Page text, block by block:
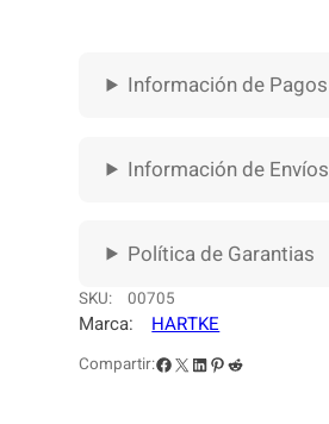
A
R
T
Información de Pagos
Información de Envíos
Política de Garantias
SKU: 00705
Marca: HARTKE
Compartir:Facebook X LinkedIn Pinterest Reddit